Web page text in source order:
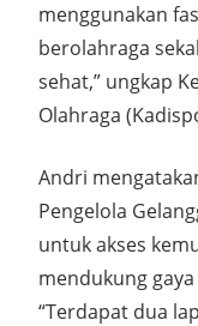
menggunakan
berolahraga
sehat,” ungkap
Olahraga
Andri
Pengelola
untuk akses
mendukung
“Terdapat dua